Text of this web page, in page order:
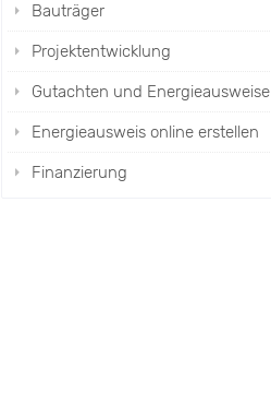
Bauträger
Projektentwicklung
Gutachten und Energieausweise
Energieausweis online erstellen
Finanzierung